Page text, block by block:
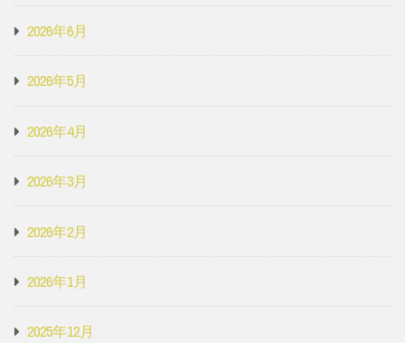
2026年6月
2026年5月
2026年4月
2026年3月
2026年2月
2026年1月
2025年12月